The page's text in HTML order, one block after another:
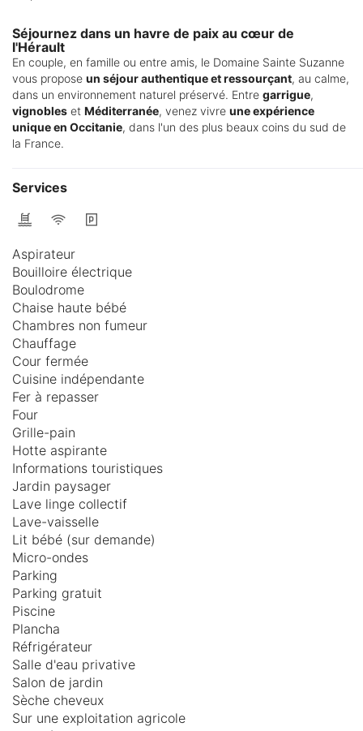
Séjournez dans un havre de paix au cœur de
l'Hérault
En couple, en famille ou entre amis, le Domaine Sainte Suzanne
vous propose un séjour authentique et ressourçant, au calme,
dans un environnement naturel préservé. Entre garrigue,
vignobles et Méditerranée, venez vivre une expérience
unique en Occitanie, dans l'un des plus beaux coins du sud de
la France.
Services
Aspirateur
Bouilloire électrique
Boulodrome
Chaise haute bébé
Chambres non fumeur
Chauffage
Cour fermée
Cuisine indépendante
Fer à repasser
Four
Grille-pain
Hotte aspirante
Informations touristiques
Jardin paysager
Lave linge collectif
Lave-vaisselle
Lit bébé (sur demande)
Micro-ondes
Parking
Parking gratuit
Piscine
Plancha
Réfrigérateur
Salle d'eau privative
Salon de jardin
Sèche cheveux
Sur une exploitation agricole